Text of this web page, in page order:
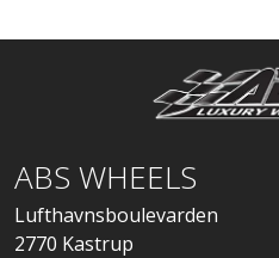
ABS WHEELS
Lufthavnsboulevarden
2770 Kastrup